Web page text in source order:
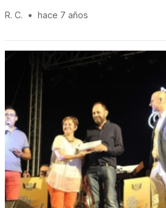
R. C. • hace 7 años